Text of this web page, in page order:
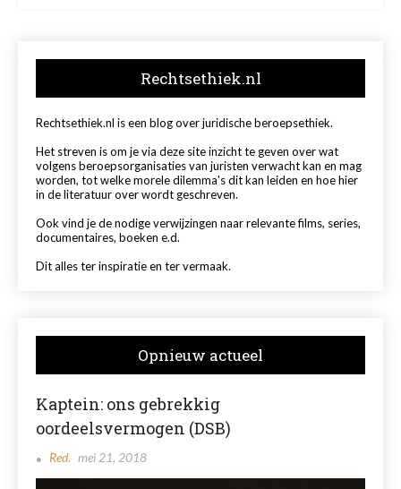
Rechtsethiek.nl
Rechtsethiek.nl is een blog over juridische beroepsethiek.
Het streven is om je via deze site inzicht te geven over wat
volgens beroepsorganisaties van juristen verwacht kan en mag
worden, tot welke morele dilemma's dit kan leiden en hoe hier
in de literatuur over wordt geschreven.
Ook vind je de nodige verwijzingen naar relevante films, series,
documentaires, boeken e.d.
Dit alles ter inspiratie en ter vermaak.
Opnieuw actueel
Kaptein: ons gebrekkig
oordeelsvermogen (DSB)
Red. mei 21, 2018